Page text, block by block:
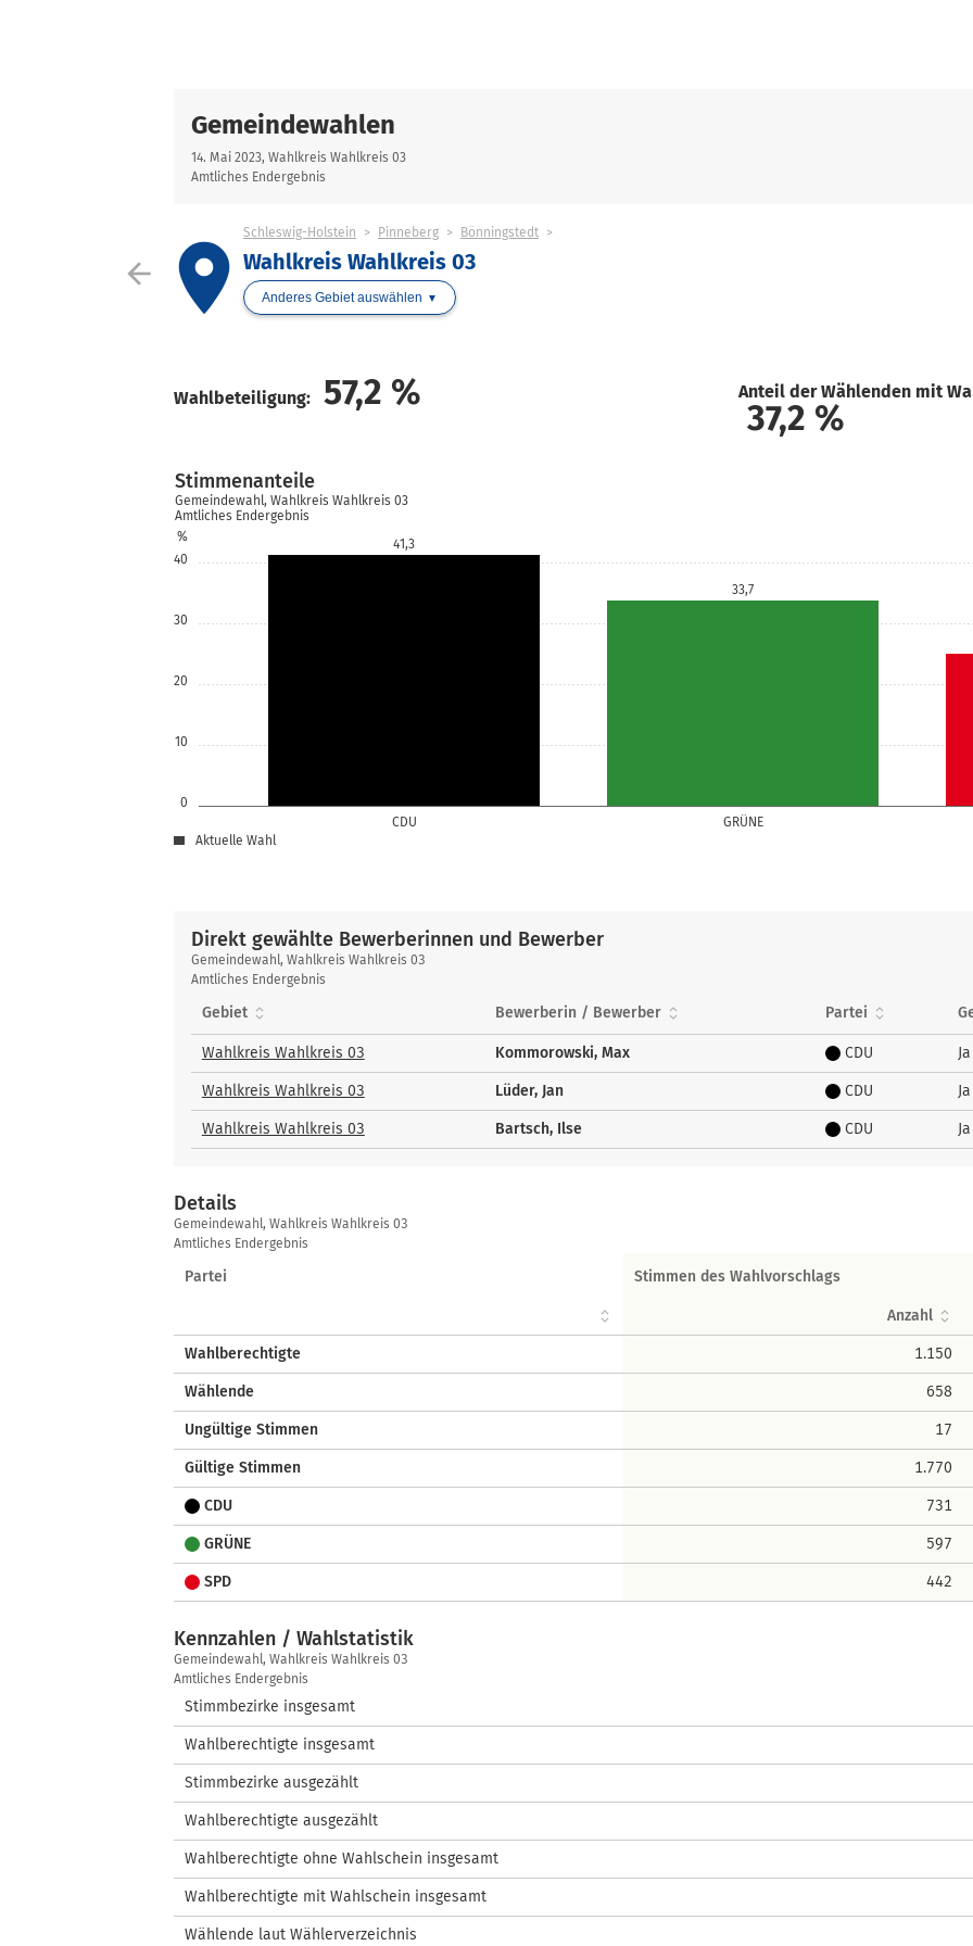
Gemeindewahlen
14. Mai 2023, Wahlkreis Wahlkreis 03
Amtliches Endergebnis
arrow_back place
Schleswig-Holstein Pinneberg Bönningstedt
Wahlkreis Wahlkreis 03
Anderes Gebiet auswählen
Wahlbeteiligung: 57,2 % Anteil der Wählenden mit
37,2 %
0
10
20
30
40
%
CDU GRÜNE
41,3
33,7
Stimmenanteile
Gemeindewahl, Wahlkreis Wahlkreis 03
Amtliches Endergebnis
Aktuelle Wahl
Direkt gewählte Bewerberinnen und Bewerber
Direkt
gewählte
Bewerberinnen
Bewerber
Gemeindewahl, Wahlkreis Wahlkreis 03
Amtliches Endergebnis
Gebiet Bewerberin / Bewerber Partei
Wahlkreis Wahlkreis 03 Kommorowski, Max CDU Ja
Wahlkreis Wahlkreis 03 Lüder, Jan CDU Ja
Wahlkreis Wahlkreis 03 Bartsch, Ilse CDU Ja
Details
Details
Gemeindewahl, Wahlkreis Wahlkreis 03
Amtliches Endergebnis
Partei Stimmen des Wahlvorschlags
Anzahl
Wahlberechtigte 1.150
Wählende 658
Ungültige Stimmen 17
Gültige Stimmen 1.770
CDU 731
GRÜNE 597
SPD 442
Kennzahlen / Wahlstatistik
Kennzahlen
/
Wahlstatistik
Gemeindewahl, Wahlkreis Wahlkreis 03
Amtliches Endergebnis
Stimmbezirke insgesamt
Wahlberechtigte insgesamt
Stimmbezirke ausgezählt
Wahlberechtigte ausgezählt
Wahlberechtigte ohne Wahlschein insgesamt
Wahlberechtigte mit Wahlschein insgesamt
Wählende laut Wählerverzeichnis